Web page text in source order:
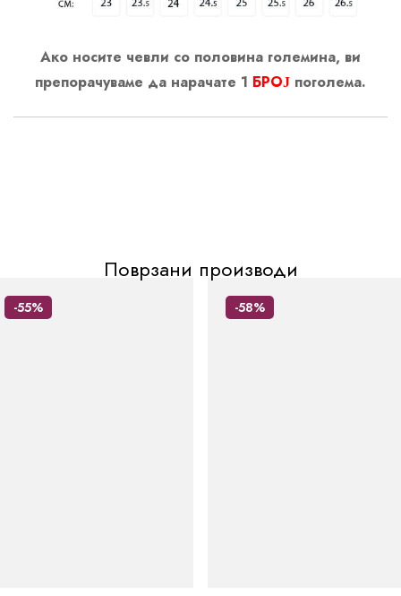
Ако носите чевли со половина големина, ви
препорачуваме да нарачате 1 БРОЈ поголема.
Поврзани производи
-55% -58%